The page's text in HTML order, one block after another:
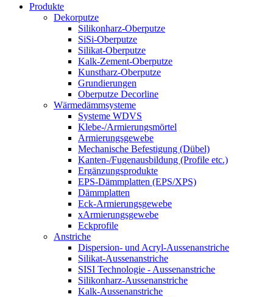
Produkte
Dekorputze
Silikonharz-Oberputze
SiSi-Oberputze
Silikat-Oberputze
Kalk-Zement-Oberputze
Kunstharz-Oberputze
Grundierungen
Oberputze Decorline
Wärmedämmsysteme
Systeme WDVS
Klebe-/Armierungsmörtel
Armierungsgewebe
Mechanische Befestigung (Dübel)
Kanten-/Fugenausbildung (Profile etc.)
Ergänzungsprodukte
EPS-Dämmplatten (EPS/XPS)
Dämmplatten
Eck-Armierungsgewebe
xArmierungsgewebe
Eckprofile
Anstriche
Dispersion- und Acryl-Aussenanstriche
Silikat-Aussenanstriche
SISI Technologie - Aussenanstriche
Silikonharz-Aussenanstriche
Kalk-Aussenanstriche